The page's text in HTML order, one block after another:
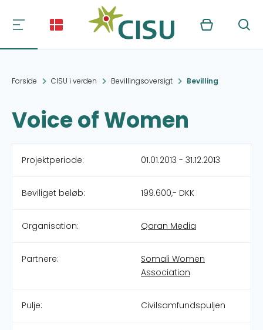
Kurv Søg
Forside CISU i verden Bevillingsoversigt Bevilling
Voice of Women
Projektperiode: 01.01.2013 - 31.12.2013
Beviliget beløb: 199.600,- DKK
Organisation: Qaran Media
Partnere:
Somali Women
Association
Pulje: Civilsamfundspuljen